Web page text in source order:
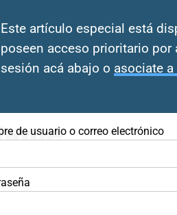
Este artículo especial está
poseen acceso prioritario por
sesión acá abajo o asociate a
de usuario o correo electrónico